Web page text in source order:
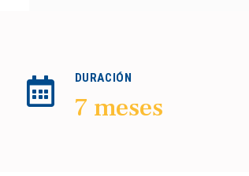
DURACIÓN
7 meses